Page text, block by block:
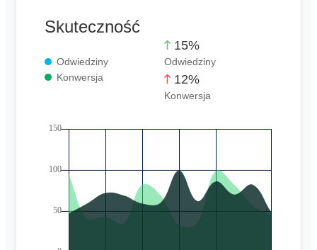
Skuteczność
Odwiedziny
Konwersja
15%
Odwiedziny
12%
Konwersja